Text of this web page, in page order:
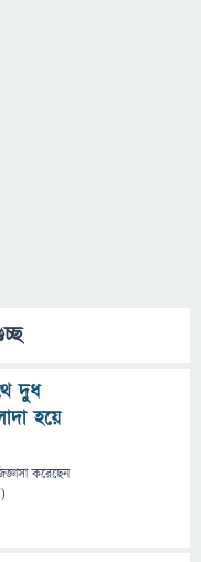
দুধ
হয়ে
করেছেন